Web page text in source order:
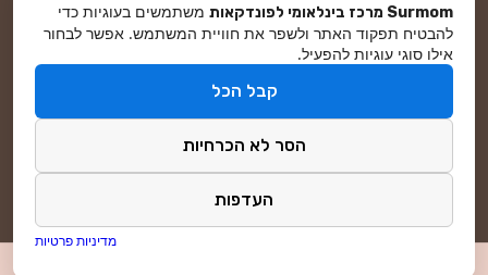
מפת אתר
פיתוח ושיווק באינטרנטDreamZone
Surmom מרכז בינלאומי לפונדקאות
משתמשים בעוגיות כדי
להבטיח תפקוד האתר ולשפר את חוויית המשתמש. אפשר לבחור
אילו סוגי עוגיות להפעיל.
קבל הכל
הסר לא הכרחיות
העדפות
מדיניות פרטיות